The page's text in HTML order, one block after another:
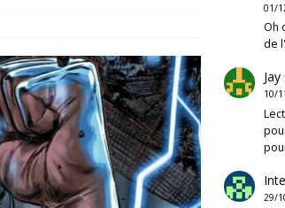
01/
Oh
de
Jay
10/
29/